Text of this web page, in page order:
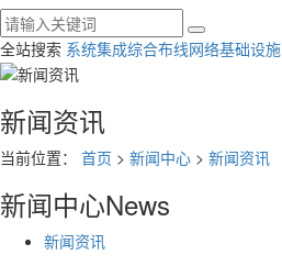
全站搜索 系统集成综合布线网络基础设施
新闻资讯
当前位置： 首页 > 新闻中心 > 新闻资讯
新闻中心News
新闻资讯